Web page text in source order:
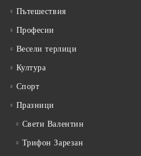
Пътешествия
Професии
Весели терлици
Култура
Спорт
Празници
Свети Валентин
Трифон Зарезан